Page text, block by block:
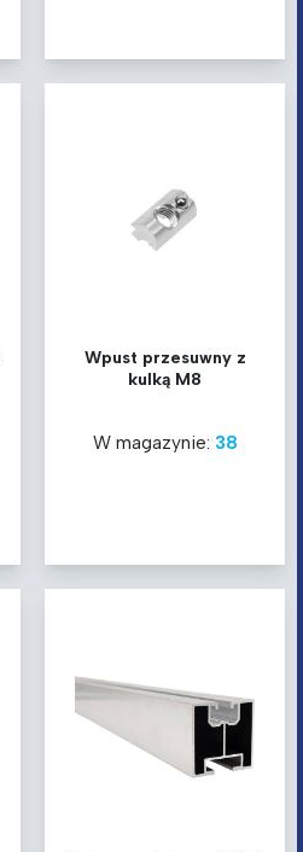
Wpust przesuwny z
kulką M8
W magazynie: 38